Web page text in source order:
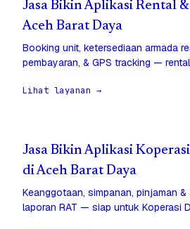
Jasa Bikin Aplikasi Rental
Aceh Barat Daya
Booking unit, ketersediaan armada
pembayaran, & GPS tracking —
Lihat layanan →
Jasa Bikin Aplikasi
di Aceh Barat Daya
Keanggotaan, simpanan, pinjaman &
laporan RAT — siap untuk Koperasi